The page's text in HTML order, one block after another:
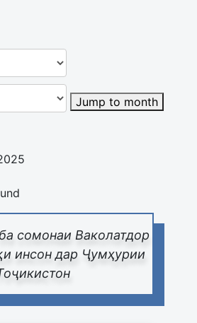
сомонаи Ваколатдор
инсон дар Ҷумҳурии
Jump to month